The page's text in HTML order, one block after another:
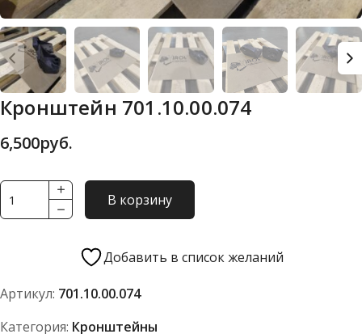
Кронштейн 701.10.00.074
6,500руб.
Количество
товара
В корзину
Добавить в список желаний
Артикул: 701.10.00.074
Категория: Кронштейны